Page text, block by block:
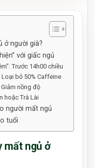
ở người già?
với giấc ngủ
Trước 14h00 chiều
Loại bỏ 50% Caffeine
nồng độ
hoặc Trà Lài
người mất ngủ
tuổi
mất ngủ ở